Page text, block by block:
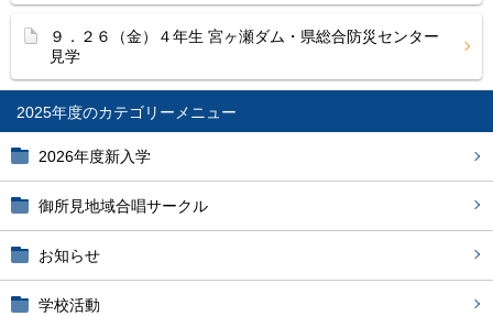
2025年度
2026年度新入学
御所見地域合唱サークル
お知らせ
学校活動
９．２６（金）４年生 宮ヶ瀬ダム・県総合防災センター
見学